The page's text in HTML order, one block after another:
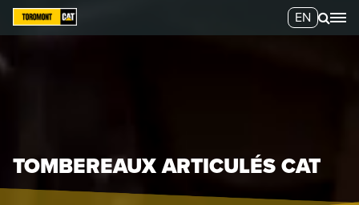
EN
TOMBEREAUX ARTICULÉS CAT